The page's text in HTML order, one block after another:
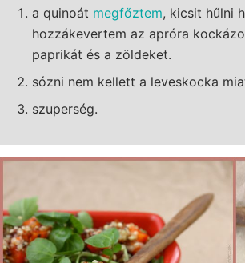
a quinoát megfőztem, kicsit hűlni
hozzákevertem az apróra
paprikát és a zöldeket.
sózni nem kellett a leveskocka
szuperség.